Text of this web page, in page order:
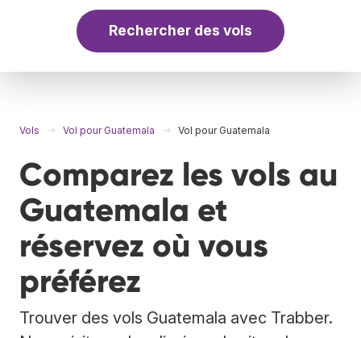
Rechercher des vols
Vols Vol pour Guatemala Vol pour Guatemala
Comparez les vols au
Guatemala et
réservez où vous
préférez
Trouver des vols Guatemala avec Trabber.